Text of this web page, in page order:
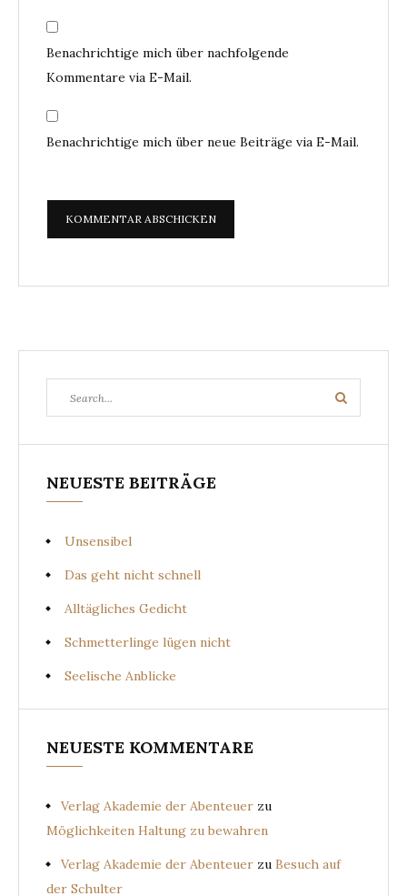
Benachrichtige mich über nachfolgende
Kommentare via E-Mail.
Benachrichtige mich über neue Beiträge via E-Mail.
for:
Search
NEUESTE BEITRÄGE
Unsensibel
Das geht nicht schnell
Alltägliches Gedicht
Schmetterlinge lügen nicht
Seelische Anblicke
NEUESTE KOMMENTARE
Verlag Akademie der Abenteuer zu
Möglichkeiten Haltung zu bewahren
Verlag Akademie der Abenteuer zu Besuch auf
der Schulter